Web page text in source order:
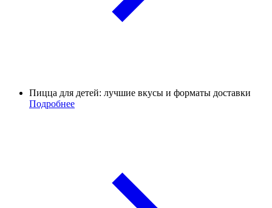
Пицца для детей: лучшие вкусы и форматы доставки
Подробнее